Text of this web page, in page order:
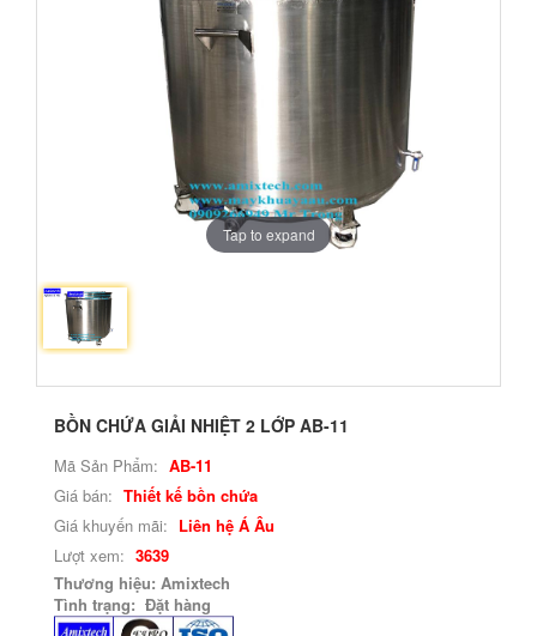
Tap to expand
BỒN CHỨA GIẢI NHIỆT 2 LỚP AB-11
Mã Sản Phẩm: AB-11
Giá bán: Thiết kế bồn chứa
Giá khuyến mãi: Liên hệ Á Âu
Lượt xem: 3639
Thương hiệu: Amixtech
Tình trạng: Đặt hàng